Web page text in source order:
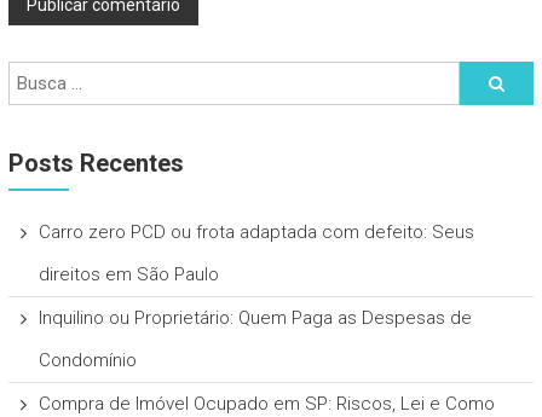
Posts Recentes
Carro zero PCD ou frota adaptada com defeito: Seus
direitos em São Paulo
Inquilino ou Proprietário: Quem Paga as Despesas de
Condomínio
Compra de Imóvel Ocupado em SP: Riscos, Lei e Como